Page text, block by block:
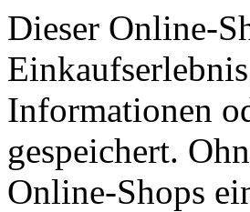
Dieser Online-
Informationen
gespeichert.
Online-Shops